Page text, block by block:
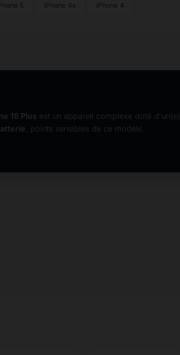
5 iPhone 4s iPhone 4
16 Plus est un appareil complexe doté d'un(e)
, points sensibles de ce modèle.